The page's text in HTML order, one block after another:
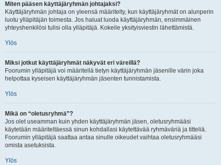
Miten pääsen käyttäjäryhmän johtajaksi?
Käyttäjäryhmän johtaja on yleensä määritelty, kun käyttäjäryhmät on alunperin
luotu ylläpitäjän toimesta. Jos haluat luoda käyttäjäryhmän, ensimmäinen
yhteyshenkilösi tulisi olla ylläpitäjä. Kokeile yksityisviestin lähettämistä.
Ylös
Miksi jotkut käyttäjäryhmät näkyvät eri väreillä?
Foorumin ylläpitäjä voi määritellä tietyn käyttäjäryhmän jäsenille värin joka
helpottaa kyseisen käyttäjäryhmän jäsenten tunnistamista.
Ylös
Mikä on “oletusryhmä”?
Jos olet useamman kuin yhden käyttäjäryhmän jäsen, oletusryhmääsi
käytetään määriteltäessä sinun kohdallasi käytettävää ryhmäväriä ja titteliä.
Foorumin ylläpitäjä saattaa antaa sinulle oikeudet vaihtaa oletusryhmääsi
omista asetuksista.
Ylös